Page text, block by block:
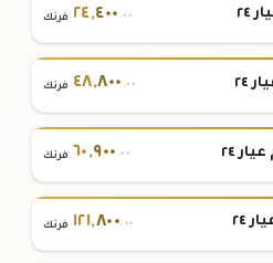
٢٤,٤٠٠ .٠٠ فرنك
٤٨,٨٠٠ .٠٠ فرنك
٦٠,٩٠٠ .٠٠ فرنك
١٢١,٨٠٠.٠٠ فرنك